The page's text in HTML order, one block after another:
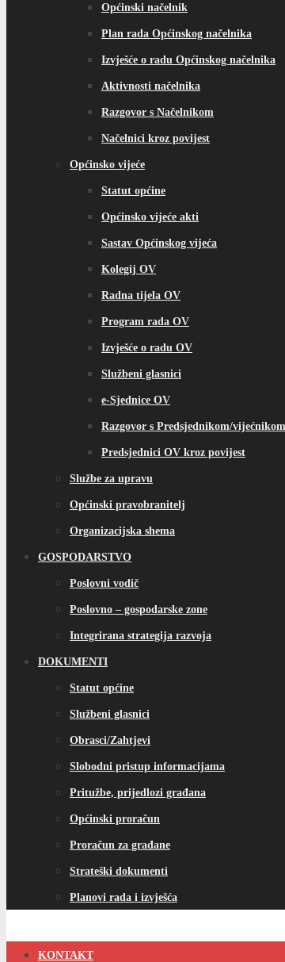
Općinski načelnik
Plan rada Općinskog načelnika
Izvješće o radu Općinskog načelnika
Aktivnosti načelnika
Razgovor s Načelnikom
Načelnici kroz povijest
Općinsko vijeće
Statut općine
Općinsko vijeće akti
Sastav Općinskog vijeća
Kolegij OV
Radna tijela OV
Program rada OV
Izvješće o radu OV
Službeni glasnici
e-Sjednice OV
Razgovor s Predsjednikom/
Predsjednici OV kroz povijest
Službe za upravu
Općinski pravobranitelj
Organizacijska shema
GOSPODARSTVO
Poslovni vodič
Poslovno – gospodarske zone
Integrirana strategija razvoja
DOKUMENTI
Statut općine
Službeni glasnici
Obrasci/Zahtjevi
Slobodni pristup informacijama
Pritužbe, prijedlozi građana
Općinski proračun
Proračun za građane
Strateški dokumenti
Planovi rada i izvješća
KONTAKT